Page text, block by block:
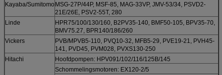
Kayaba/Sumitomo MSG-27P/44P, MSF-85, MAG-33VP, JMV-53/34, PSVD2-
21E/26E, PSV2-55T, 280
Linde
HPR75/100/130/160, B2PV35-140, BMF50-105, BPV35-70,
BMV75.27, BPR140/186/260
Vickers
PVB/MPVB5-110, PVQ10-32, MFB5-29, PVE19-21, PVH45-
141, PVD45, PVM028, PVXS130-250
Hitachi
Hoofdpompen: HPV091/102/116/125B/145
Schommelingsmotoren: EX120-2/5